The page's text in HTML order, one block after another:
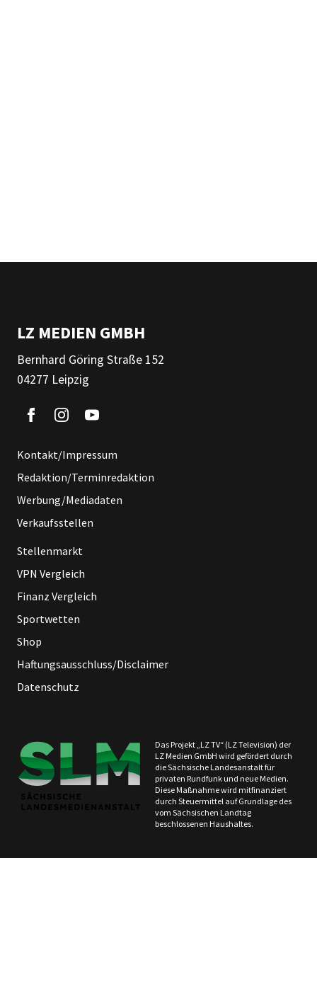
LZ MEDIEN GMBH
Bernhard Göring Straße 152
04277 Leipzig
Kontakt/Impressum
Redaktion/Terminredaktion
Werbung/Mediadaten
Verkaufsstellen
Stellenmarkt
VPN Vergleich
Finanz Vergleich
Sportwetten
Shop
Haftungsausschluss/Disclaimer
Datenschutz
Das Projekt „LZ TV“ (LZ Television) der
LZ Medien GmbH wird gefördert durch
die Sächsische Landesanstalt für
privaten Rundfunk und neue Medien.
Diese Maßnahme wird mitfinanziert
durch Steuermittel auf Grundlage des
vom Sächsischen Landtag
beschlossenen Haushaltes.